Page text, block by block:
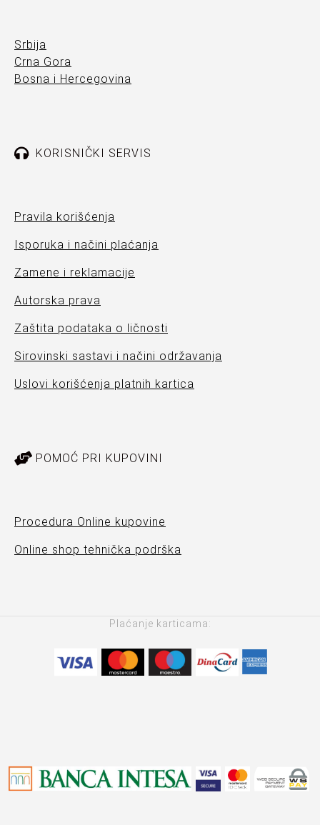
Srbija
Crna Gora
Bosna i Hercegovina
KORISNIČKI SERVIS
Pravila korišćenja
Isporuka i načini plaćanja
Zamene i reklamacije
Autorska prava
Zaštita podataka o ličnosti
Sirovinski sastavi i načini održavanja
Uslovi korišćenja platnih kartica
POMOĆ PRI KUPOVINI
Procedura Online kupovine
Online shop tehnička podrška
Plaćanje karticama: